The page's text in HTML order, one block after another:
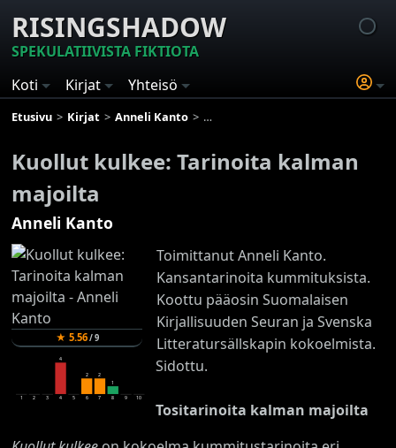
RISINGSHADOW
SPEKULATIIVISTA FIKTIOTA
Koti
Kirjat Yhteisö
Etusivu Kirjat Anneli Kanto Kuollut kulkee: Tarinoita kalman
Kuollut kulkee: Tarinoita kalman
majoilta
Anneli Kanto
★ 5.56/9
1 2 3
4
4 5
2
6
2
7
1
8 9 10
Toimittanut Anneli Kanto.
Kansantarinoita kummituksista.
Koottu pääosin Suomalaisen
Kirjallisuuden Seuran ja Svenska
Litteratursällskapin kokoelmista.
Sidottu.
Tositarinoita kalman majoilta